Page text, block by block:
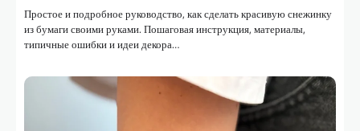
Простое и подробное руководство, как сделать красивую снежинку
из бумаги своими руками. Пошаговая инструкция, материалы,
типичные ошибки и идеи декора…